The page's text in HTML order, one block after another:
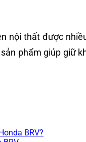
nội thất được
phẩm giúp
BRV?